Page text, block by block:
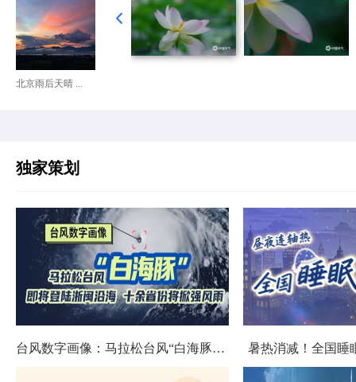
北京雨后天晴 ...
独家策划
台风数字画像：马拉松台风“白海豚”将影响十余省份 暑热消减！全国睡